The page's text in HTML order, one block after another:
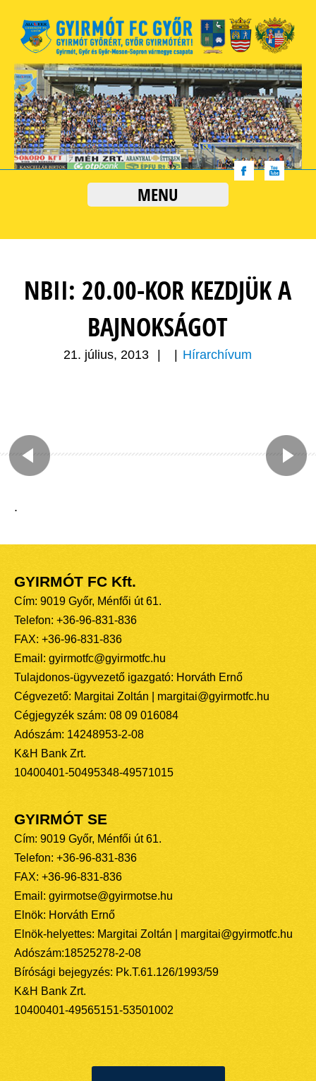
MENU
NBII: 20.00-KOR KEZDJÜK A
BAJNOKSÁGOT
21. július, 2013 Hírarchívum
.
GYIRMÓT FC Kft.
Cím: 9019 Győr, Ménfői út 61.
Telefon: +36-96-831-836
FAX: +36-96-831-836
Email: gyirmotfc@gyirmotfc.hu
Tulajdonos-ügyvezető igazgató: Horváth Ernő
Cégvezető: Margitai Zoltán | margitai@gyirmotfc.hu
Cégjegyzék szám: 08 09 016084
Adószám: 14248953-2-08
K&H Bank Zrt.
10400401-50495348-49571015
GYIRMÓT SE
Cím: 9019 Győr, Ménfői út 61.
Telefon: +36-96-831-836
FAX: +36-96-831-836
Email: gyirmotse@gyirmotse.hu
Elnök: Horváth Ernő
Elnök-helyettes: Margitai Zoltán | margitai@gyirmotfc.hu
Adószám:18525278-2-08
Bírósági bejegyzés: Pk.T.61.126/1993/59
K&H Bank Zrt.
10400401-49565151-53501002